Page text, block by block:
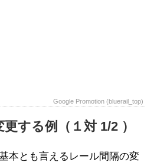
Google Promotion (bluerail_top)
する例（１対 1/2 ）
本とも言えるレール間隔の変